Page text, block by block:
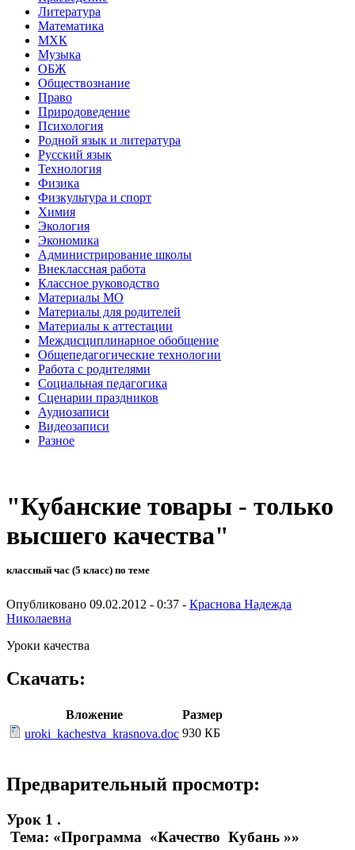
Литература
Математика
МХК
Музыка
ОБЖ
Обществознание
Право
Природоведение
Психология
Родной язык и литература
Русский язык
Технология
Физика
Физкультура и спорт
Химия
Экология
Экономика
Администрирование школы
Внеклассная работа
Классное руководство
Материалы МО
Материалы для родителей
Материалы к аттестации
Междисциплинарное обобщение
Общепедагогические технологии
Работа с родителями
Социальная педагогика
Сценарии праздников
Аудиозаписи
Видеозаписи
Разное
"Кубанские товары - только
высшего качества"
классный час (5 класс) по теме
Опубликовано 09.02.2012 - 0:37 - Краснова Надежда
Николаевна
Уроки качества
Скачать:
Вложение
Размер
uroki_kachestva_krasnova.doc 930 КБ
Предварительный просмотр:
Урок 1 .
Тема: «Программа «Качество Кубань »»